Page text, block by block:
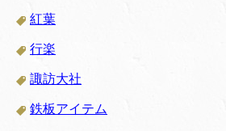
紅葉
行楽
諏訪大社
鉄板アイテム